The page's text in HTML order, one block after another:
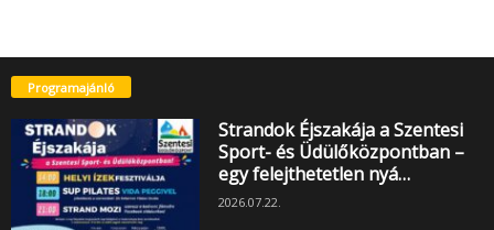
Programajánló
Strandok Éjszakája a Szentesi
Sport- és Üdülőközpontban –
egy felejthetetlen nyá…
2026.07.22.